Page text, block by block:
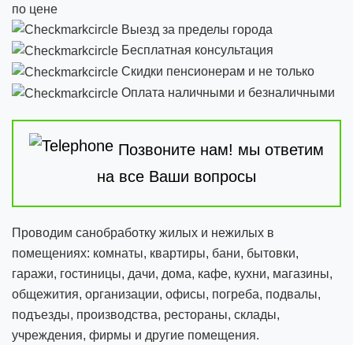
по цене
Выезд за пределы города
Бесплатная консультация
Скидки пенсионерам и не только
Оплата наличными и безналичными
Позвоните нам! мы ответим
на все Ваши вопросы
Проводим санобработку жилых и нежилых в
помещениях: комнаты, квартиры, бани, бытовки,
гаражи, гостиницы, дачи, дома, кафе, кухни, магазины,
общежития, организации, офисы, погреба, подвалы,
подъезды, производства, рестораны, склады,
учреждения, фирмы и другие помещения.